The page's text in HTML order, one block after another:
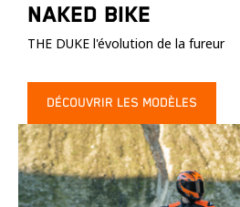
Naked Bike
THE DUKE l'évolution de la fureur
DÉCOUVRIR LES MODÈLES